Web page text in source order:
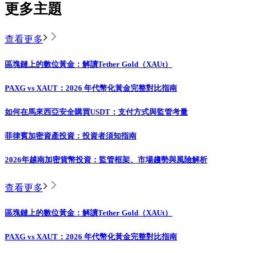
更多主題
查看更多
區塊鏈上的數位黃金：解讀Tether Gold（XAUt）
PAXG vs XAUT：2026 年代幣化黃金完整對比指南
如何在馬來西亞安全購買USDT：支付方式與監管考量
菲律賓加密資產投資：投資者須知指南
2026年越南加密貨幣投資：監管框架、市場趨勢與風險解析
查看更多
區塊鏈上的數位黃金：解讀Tether Gold（XAUt）
PAXG vs XAUT：2026 年代幣化黃金完整對比指南